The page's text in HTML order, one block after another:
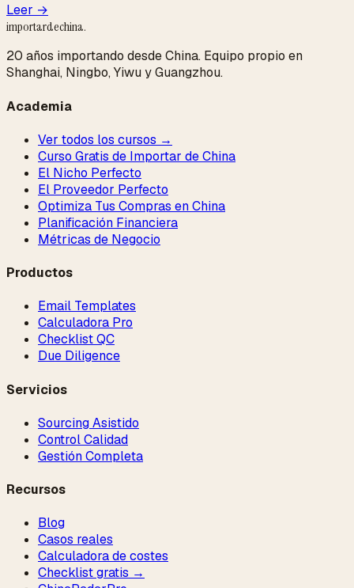
Leer →
importardechina.
20 años importando desde China. Equipo propio en
Shanghai, Ningbo, Yiwu y Guangzhou.
Academia
Ver todos los cursos →
Curso Gratis de Importar de China
El Nicho Perfecto
El Proveedor Perfecto
Optimiza Tus Compras en China
Planificación Financiera
Métricas de Negocio
Productos
Email Templates
Calculadora Pro
Checklist QC
Due Diligence
Servicios
Sourcing Asistido
Control Calidad
Gestión Completa
Recursos
Blog
Casos reales
Calculadora de costes
Checklist gratis →